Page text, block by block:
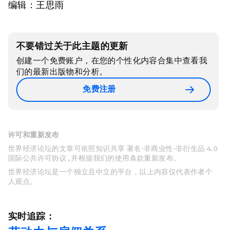
编辑：王思雨
不要错过关于此主题的更新
创建一个免费账户，在您的个性化内容合集中查看我
们的最新出版物和分析。
免费注册
许可和重新发布
世界经济论坛的文章可依照知识共享 署名-非商业性-非衍生品 4.0
国际公共许可协议 , 并根据我们的使用条款重新发布。
世界经济论坛是一个独立且中立的平台，以上内容仅代表作者个
人观点。
实时追踪：